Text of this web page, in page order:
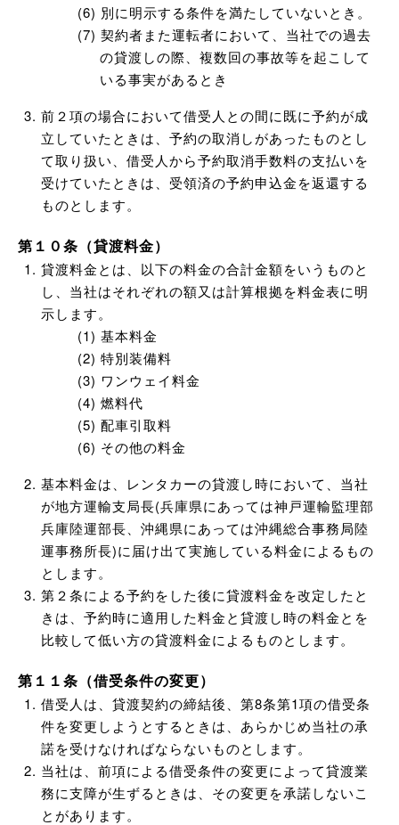
別に明示する条件を満たしていないとき。
契約者また運転者において、当社での過去
の貸渡しの際、複数回の事故等を起こして
いる事実があるとき
前２項の場合において借受人との間に既に予約が成
立していたときは、予約の取消しがあったものとし
て取り扱い、借受人から予約取消手数料の支払いを
受けていたときは、受領済の予約申込金を返還する
ものとします。
第１０条（貸渡料金）
貸渡料金とは、以下の料金の合計金額をいうものと
し、当社はそれぞれの額又は計算根拠を料金表に明
示します。
基本料金
特別装備料
ワンウェイ料金
燃料代
配車引取料
その他の料金
基本料金は、レンタカーの貸渡し時において、当社
が地方運輸支局長(兵庫県にあっては神戸運輸監理部
兵庫陸運部長、沖縄県にあっては沖縄総合事務局陸
運事務所長)に届け出て実施している料金によるもの
とします。
第２条による予約をした後に貸渡料金を改定したと
きは、予約時に適用した料金と貸渡し時の料金とを
比較して低い方の貸渡料金によるものとします。
第１１条（借受条件の変更）
借受人は、貸渡契約の締結後、第8条第1項の借受条
件を変更しようとするときは、あらかじめ当社の承
諾を受けなければならないものとします。
当社は、前項による借受条件の変更によって貸渡業
務に支障が生ずるときは、その変更を承諾しないこ
とがあります。